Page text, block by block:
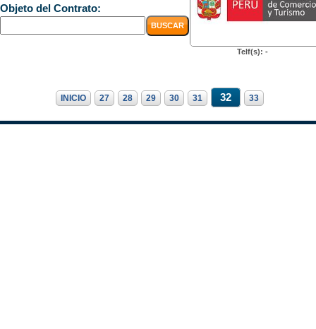
Objeto del Contrato:
Telf(s): -
INICIO 27 28 29 30 31 32 33